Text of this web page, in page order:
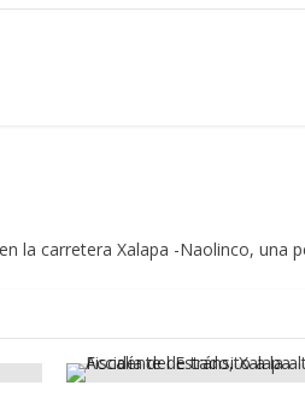
la carretera Xalapa -Naolinco, una